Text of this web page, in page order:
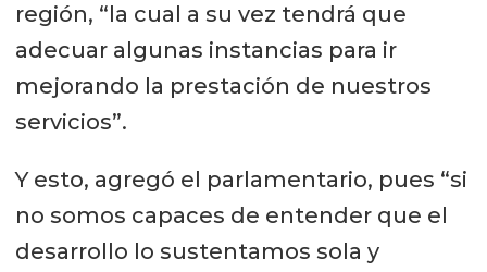
región, “la cual a su vez tendrá que
adecuar algunas instancias para ir
mejorando la prestación de nuestros
servicios”.
Y esto, agregó el parlamentario, pues “si
no somos capaces de entender que el
desarrollo lo sustentamos sola y